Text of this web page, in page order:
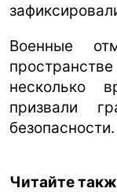
Военные
несколько
призвали
безопасности.
Читайте